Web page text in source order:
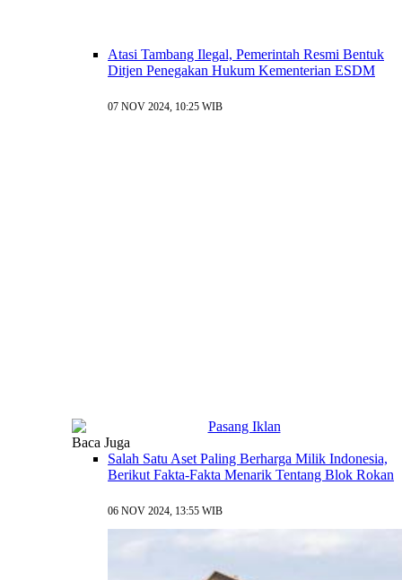
Atasi Tambang Ilegal, Pemerintah Resmi Bentuk
Ditjen Penegakan Hukum Kementerian ESDM
07 NOV 2024, 10:25 WIB
Baca Juga
Salah Satu Aset Paling Berharga Milik Indonesia,
Berikut Fakta-Fakta Menarik Tentang Blok Rokan
06 NOV 2024, 13:55 WIB